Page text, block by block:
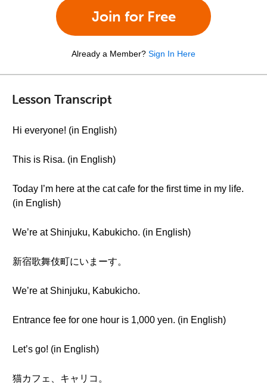
Join for Free
Already a Member? Sign In Here
Lesson Transcript
Hi everyone! (in English)
This is Risa. (in English)
Today I’m here at the cat cafe for the first time in my life.
(in English)
We’re at Shinjuku, Kabukicho. (in English)
新宿歌舞伎町にいまーす。
We’re at Shinjuku, Kabukicho.
Entrance fee for one hour is 1,000 yen. (in English)
Let’s go! (in English)
猫カフェ、キャリコ。